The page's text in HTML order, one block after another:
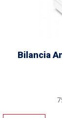
Bilancia